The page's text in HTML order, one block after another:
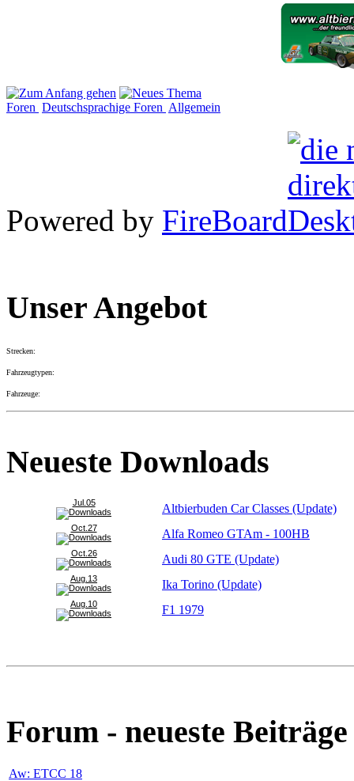
Foren Deutschsprachige Foren Allgemein
Powered by FireBoard
Unser Angebot
Strecken:
Fahrzeugtypen:
Fahrzeuge:
Neueste Downloads
Jul.05 Altbierbuden Car Classes (Update)
Oct.27 Alfa Romeo GTAm - 100HB
Oct.26 Audi 80 GTE (Update)
Aug.13 Ika Torino (Update)
Aug.10 F1 1979
Forum - neueste Beiträge
Aw: ETCC 18